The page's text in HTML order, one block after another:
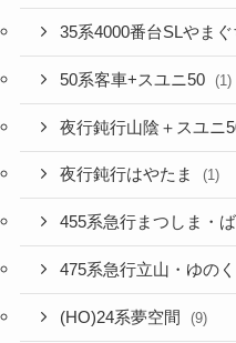
35系4000番台SLやま
50系客車+スユニ50 (1)
夜行鈍行山陰＋スユニ
夜行鈍行はやたま (1)
455系急行まつしま・
475系急行立山・ゆの
(HO)24系夢空間 (9)